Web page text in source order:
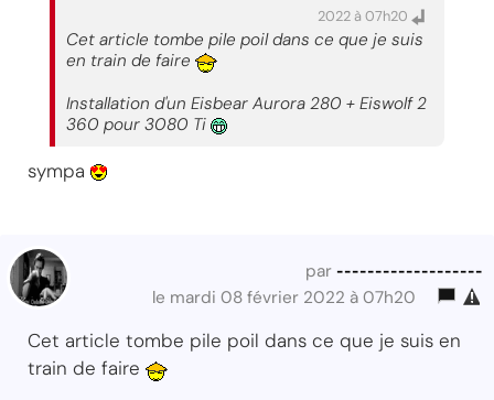
2022 à 07h20
Cet article tombe pile poil dans ce que je suis
en train de faire
Installation d'un Eisbear Aurora 280 + Eiswolf 2
360 pour 3080 Ti
sympa
par -------------------
le mardi 08 février 2022 à 07h20
Cet article tombe pile poil dans ce que je suis en
train de faire